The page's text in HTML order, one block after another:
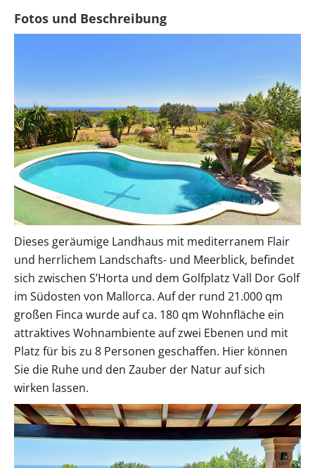
Dieses geräumige Landhaus mit mediterranem Flair
und herrlichem Landschafts- und Meerblick, befindet
sich zwischen S’Horta und dem Golfplatz Vall Dor Golf
im Südosten von Mallorca. Auf der rund 21.000 qm
großen Finca wurde auf ca. 180 qm Wohnfläche ein
attraktives Wohnambiente auf zwei Ebenen und mit
Platz für bis zu 8 Personen geschaffen. Hier können
Sie die Ruhe und den Zauber der Natur auf sich
wirken lassen.